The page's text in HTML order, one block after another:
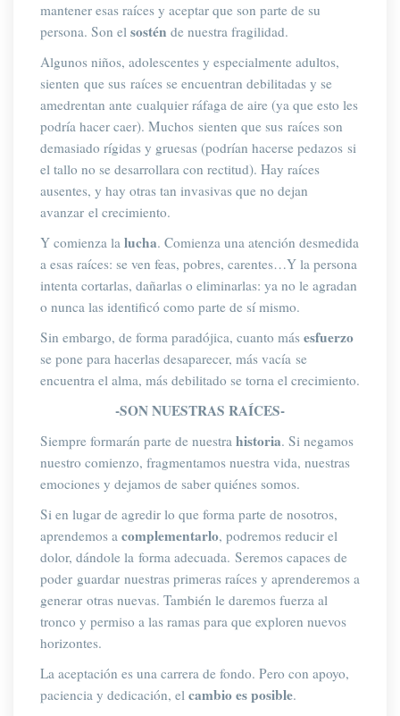
mantener esas raíces y aceptar que son parte de su
persona. Son el ostén de nuestra fragilidad.
Algunos niños, adolescentes y especialmente adultos,
ienten que sus raíces se encuentran debilitada y se
amedrentan ante cualquier ráfaga de aire (ya que esto les
podría hacer caer). Muchos sienten que sus raíces son
demasiado rígida y gruesas (podrían hacerse pedazos si
el tallo no se desarrollara con rectitud). Hay raíces
ausente, y hay otras tan invasiva que no dejan
avanzar el crecimiento.
Y comienza la lucha. Comienza una atención desmedida
a esas raíces: se ven feas, pobres, carentes…Y la persona
intenta cortarlas, dañarlas o eliminarlas: ya no le agradan
o nunca las identificó como parte de sí mismo.
Sin embargo, de forma paradójica, cuanto más esfuerzo
e pone para hacerlas desaparecer, má vacía se
encuentra el alma, más debilitado se torna el crecimiento.
-SON NUESTRAS RAÍCES-
Siempre formarán parte de nuestra historia. Si negamos
nuestro comienzo, fragmentamos nuestra vida, nuestras
emociones y dejamos de saber quiénes somos.
Si en lugar de agredir lo que forma parte de nosotros,
aprendemos a complementarlo, podremos reducir el
dolor, dándole la forma adecuada. Seremos capaces de
poder guardar nuestras primeras raíces y aprenderemos a
generar otras nuevas. También le daremos fuerza al
tronco y permiso a las ramas para que exploren nuevos
horizontes.
La aceptación es una carrera de fondo. Pero con apoyo,
paciencia y dedicación, el cambio es posible.